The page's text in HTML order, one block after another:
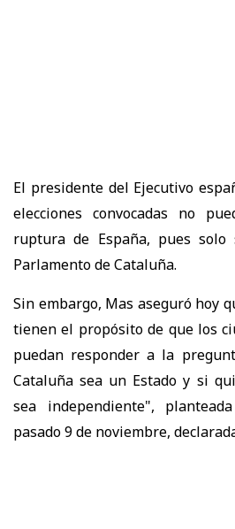
El presidente del Ejecutivo
elecciones convocadas no
ruptura de España, pues
Parlamento de Cataluña.
Sin embargo, Mas aseguró hoy
tienen el propósito de que los
puedan responder a la
Cataluña sea un Estado y si
sea independiente",
pasado 9 de noviembre,